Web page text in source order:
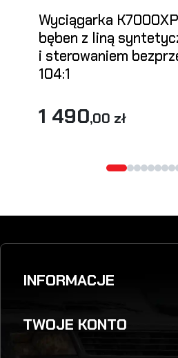
Wyciągarka
bęben z liną
i sterowaniem
104:1
1 490,00 zł
INFORMACJE
TWOJE KONTO